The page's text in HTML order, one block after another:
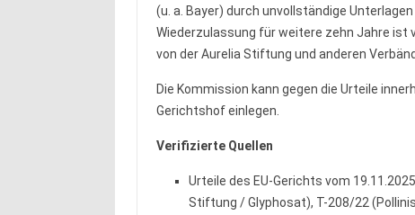
(u. a. Bayer) durch unvollständige
Wiederzulassung für weitere zehn Jahre
von der Aurelia Stiftung und anderen
Die Kommission kann gegen die Urteile
Gerichtshof einlegen.
Verifizierte Quellen
Urteile des EU-Gerichts vom
Stiftung / Glyphosat), T-208/22